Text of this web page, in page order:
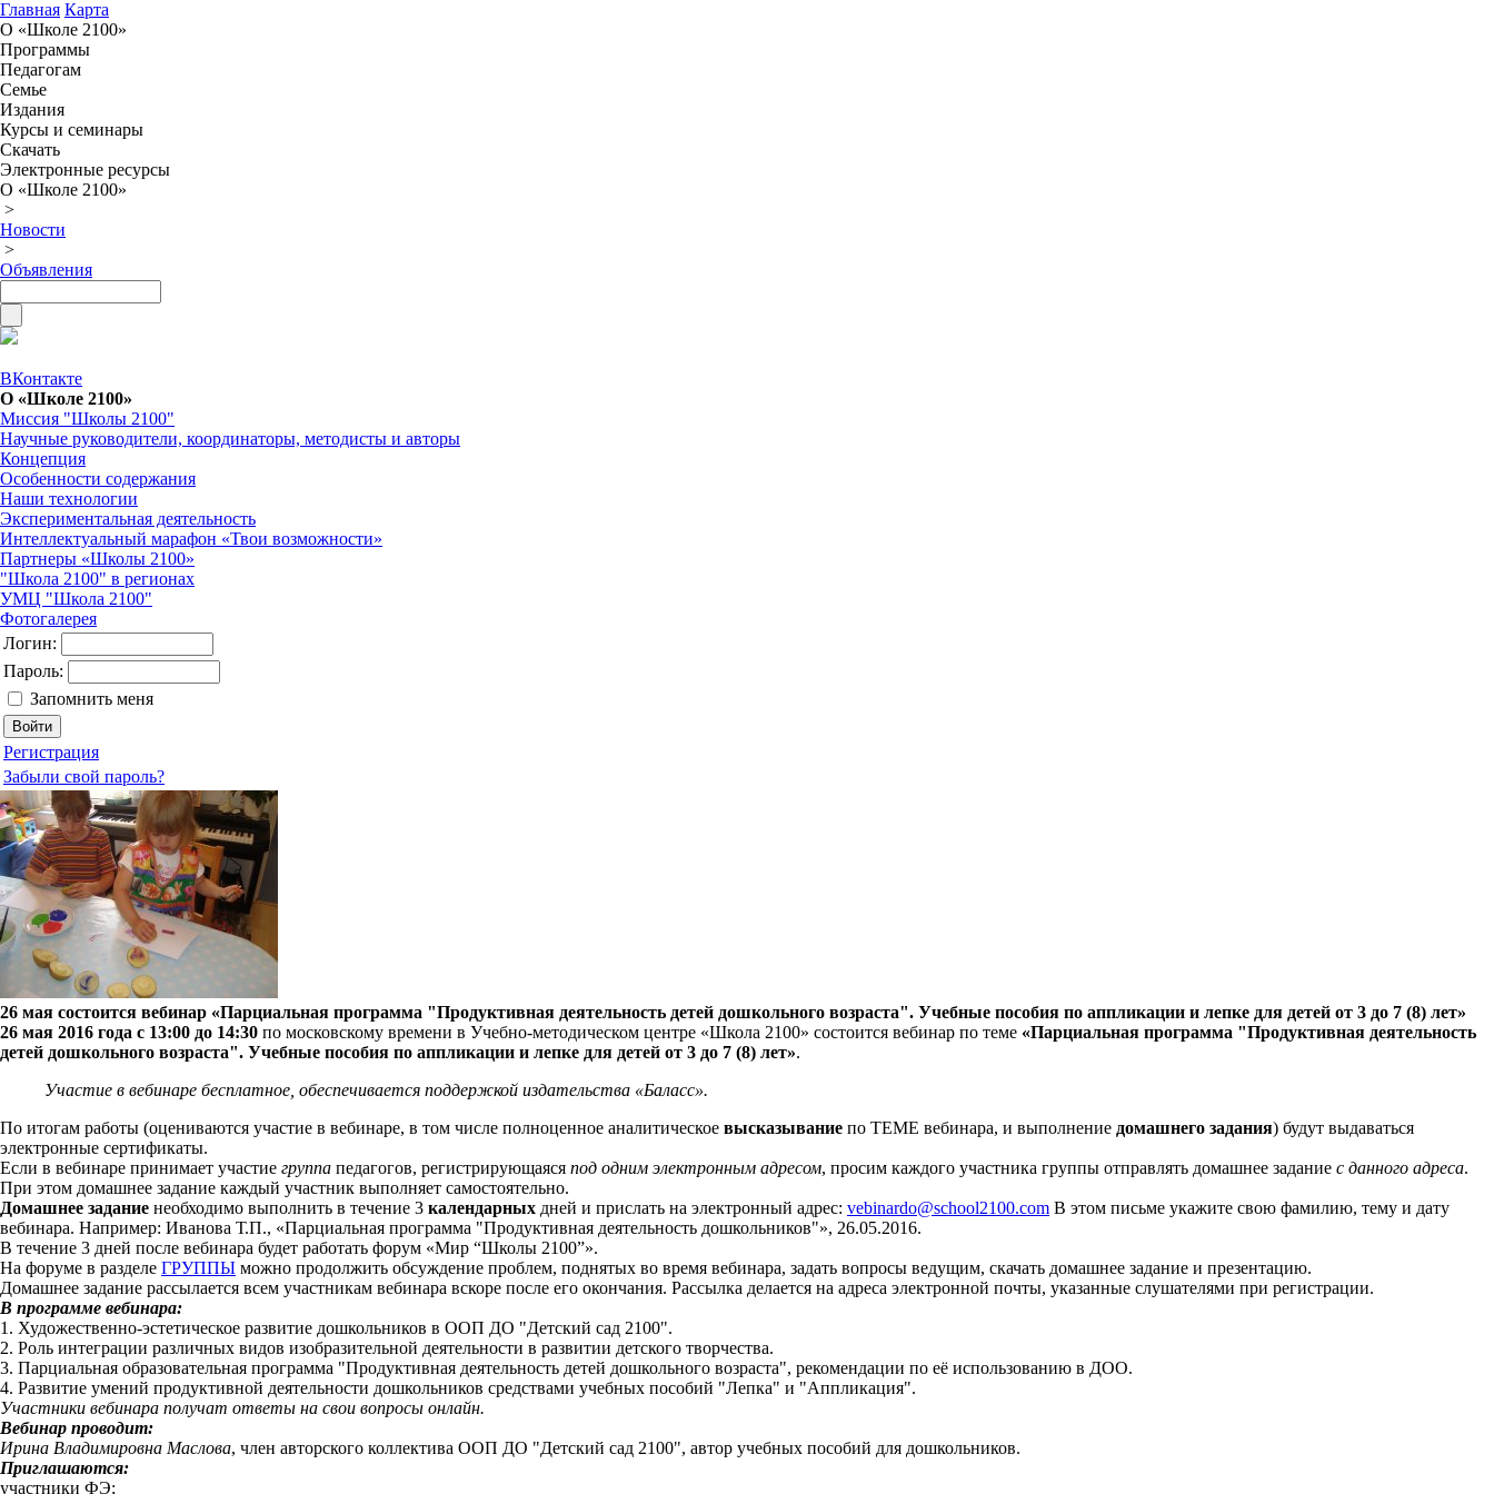
Главная Карта
О «Школе 2100»
Программы
Педагогам
Семье
Издания
Курсы и семинары
Скачать
Электронные ресурсы
О «Школе 2100»
>
Новости
>
Объявления
ВКонтакте
О «Школе 2100»
Миссия "Школы 2100"
Научные руководители, координаторы, методисты и авторы
Концепция
Особенности содержания
Наши технологии
Экспериментальная деятельность
Интеллектуальный марафон «Твои возможности»
Партнеры «Школы 2100»
"Школа 2100" в регионах
УМЦ "Школа 2100"
Фотогалерея
Логин:
Пароль:
Запомнить меня
Регистрация
Забыли свой пароль?
26 мая состоится вебинар «Парциальная программа "Продуктивная деятельность детей дошкольного возраста". Учебные пособия по аппликации и лепке для детей от 3 до 7 (8) лет»
26 мая 2016 года с 13:00 до 14:30 по московскому времени в Учебно-методическом центре «Школа 2100» состоится вебинар по теме «Парциальная программа "Продуктивная деятельность
детей дошкольного возраста". Учебные пособия по аппликации и лепке для детей от 3 до 7 (8) лет».
Участие в вебинаре бесплатное, обеспечивается поддержкой издательства «Баласс».
По итогам работы (оцениваются участие в вебинаре, в том числе полноценное аналитическое высказывание по ТЕМЕ вебинара, и выполнение домашнего задания) будут выдаваться
электронные сертификаты.
Если в вебинаре принимает участие группа педагогов, регистрирующаяся под одним электронным адресом, просим каждого участника группы отправлять домашнее задание с данного адреса.
При этом домашнее задание каждый участник выполняет самостоятельно.
Домашнее задание необходимо выполнить в течение 3 календарных дней и прислать на электронный адрес: vebinardо@school2100.com В этом письме укажите свою фамилию, тему и дату
вебинара. Например: Иванова Т.П., «Парциальная программа "Продуктивная деятельность дошкольников"», 26.05.2016.
В течение 3 дней после вебинара будет работать форум «Мир “Школы 2100”».
На форуме в разделе ГРУППЫ можно продолжить обсуждение проблем, поднятых во время вебинара, задать вопросы ведущим, скачать домашнее задание и презентацию.
Домашнее задание рассылается всем участникам вебинара вскоре после его окончания. Рассылка делается на адреса электронной почты, указанные слушателями при регистрации.
В программе вебинара:
1. Художественно-эстетическое развитие дошкольников в ООП ДО "Детский сад 2100".
2. Роль интеграции различных видов изобразительной деятельности в развитии детского творчества.
3. Парциальная образовательная программа "Продуктивная деятельность детей дошкольного возраста", рекомендации по её использованию в ДОО.
4. Развитие умений продуктивной деятельности дошкольников средствами учебных пособий "Лепка" и "Аппликация".
Участники вебинара получат ответы на свои вопросы онлайн.
Вебинар проводит:
Ирина Владимировна Маслова, член авторского коллектива ООП ДО "Детский сад 2100", автор учебных пособий для дошкольников.
Приглашаются:
участники ФЭ;